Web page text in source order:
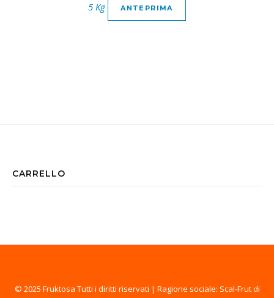
5 Kg ANTEPRIMA
CARRELLO
© 2025 Fruktosa Tutti i diritti riservati | Ragione sociale: Scal-Frut di